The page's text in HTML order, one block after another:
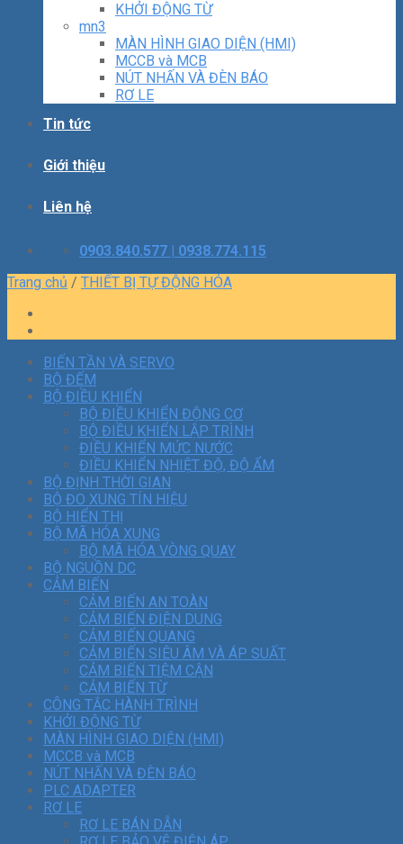
KHỞI ĐỘNG TỪ
mn3
MÀN HÌNH GIAO DIỆN (HMI)
MCCB và MCB
NÚT NHẤN VÀ ĐÈN BÁO
RƠ LE
Tin tức
Giới thiệu
Liên hệ
0903.840.577 | 0938.774.115
Trang chủ / THIẾT BỊ TỰ ĐỘNG HÓA
BIẾN TẦN VÀ SERVO
BỘ ĐẾM
BỘ ĐIỀU KHIỂN
BỘ ĐIỀU KHIỂN ĐỘNG CƠ
BỘ ĐIỀU KHIỂN LẬP TRÌNH
ĐIỀU KHIỂN MỨC NƯỚC
ĐIỀU KHIỂN NHIỆT ĐỘ, ĐỘ ẨM
BỘ ĐỊNH THỜI GIAN
BỘ ĐO XUNG TÍN HIỆU
BỘ HIỂN THỊ
BỘ MÃ HÓA XUNG
BỘ MÃ HÓA VÒNG QUAY
BỘ NGUỒN DC
CẢM BIẾN
CẢM BIẾN AN TOÀN
CẢM BIẾN ĐIỆN DUNG
CẢM BIẾN QUANG
CẢM BIẾN SIÊU ÂM VÀ ÁP SUẤT
CẢM BIẾN TIỆM CẬN
CẢM BIẾN TỪ
CÔNG TẮC HÀNH TRÌNH
KHỞI ĐỘNG TỪ
MÀN HÌNH GIAO DIỆN (HMI)
MCCB và MCB
NÚT NHẤN VÀ ĐÈN BÁO
PLC ADAPTER
RƠ LE
RƠ LE BÁN DẪN